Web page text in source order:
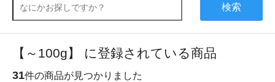
検索
【～100g】 に登録されている商品
31件の商品が見つかりました